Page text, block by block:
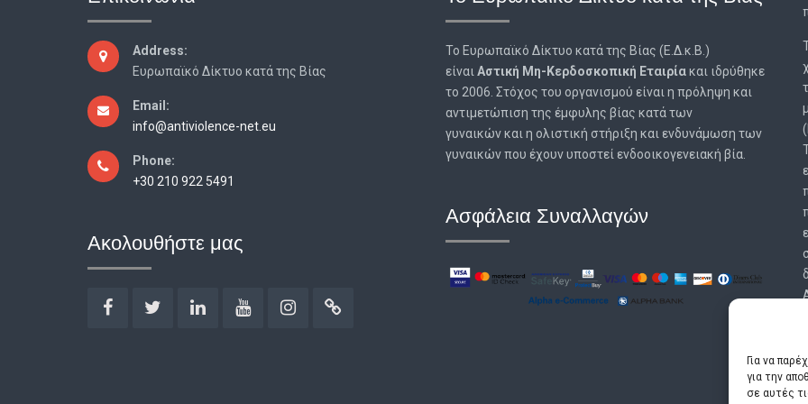
Για να
για την
σε αυτές
Address:
Ευρωπαϊκό Δίκτυο κατά της Βίας
Email:
info@antiviolence-net.eu
Phone:
+30 210 922 5491
Ακολουθήστε μας
Το Ευρωπαϊκό Δίκτυο κατά της Βίας (Ε.Δ.κ.Β.)
είναι Αστική Μη-Κερδοσκοπική Εταιρίακαι ιδρύθηκε
το 2006. Στόχος του οργανισμού είναι η πρόληψη και
αντιμετώπιση της έμφυλης βίας κατά των
γυναικών και η ολιστική στήριξη και ενδυνάμωση των
γυναικών που έχουν υποστεί ενδοοικογενειακή βία.
Ασφάλεια Συναλλαγών